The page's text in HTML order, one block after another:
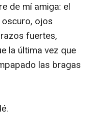
de mí amiga: el
oscuro, ojos
fuertes,
la última vez que
las bragas